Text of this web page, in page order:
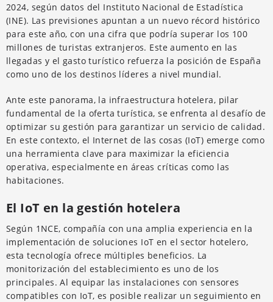
2024, según datos del Instituto Nacional de Estadística
(INE). Las previsiones apuntan a un nuevo récord histórico
para este año, con una cifra que podría superar los 100
millones de turistas extranjeros. Este aumento en las
llegadas y el gasto turístico refuerza la posición de España
como uno de los destinos líderes a nivel mundial.
Ante este panorama, la infraestructura hotelera, pilar
fundamental de la oferta turística, se enfrenta al desafío de
optimizar su gestión para garantizar un servicio de calidad.
En este contexto, el Internet de las cosas (IoT) emerge como
una herramienta clave para maximizar la eficiencia
operativa, especialmente en áreas críticas como las
habitaciones.
El IoT en la gestión hotelera
Según 1NCE, compañía con una amplia experiencia en la
implementación de soluciones IoT en el sector hotelero,
esta tecnología ofrece múltiples beneficios. La
monitorización del establecimiento es uno de los
principales. Al equipar las instalaciones con sensores
compatibles con IoT, es posible realizar un seguimiento en